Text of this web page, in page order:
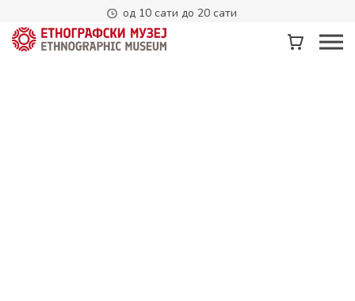
од 10 сати до 20 сати